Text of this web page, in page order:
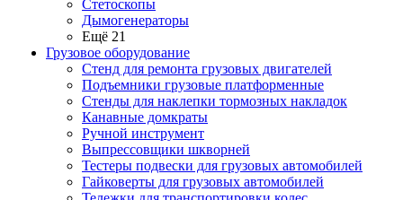
Стетоскопы
Дымогенераторы
Ещё 21
Грузовое оборудование
Стенд для ремонта грузовых двигателей
Подъемники грузовые платформенные
Стенды для наклепки тормозных накладок
Канавные домкраты
Ручной инструмент
Выпрессовщики шкворней
Тестеры подвески для грузовых автомобилей
Гайковерты для грузовых автомобилей